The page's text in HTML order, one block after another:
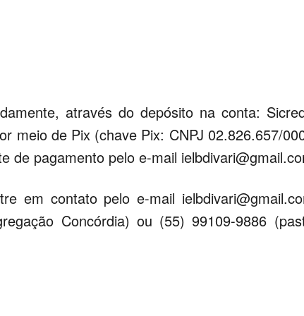
através do depósito na conta:
meio de Pix (chave Pix: CNPJ 02.826.657/
de pagamento pelo e-mail
em contato pelo e-mail
Concórdia) ou (55) 99109-9886